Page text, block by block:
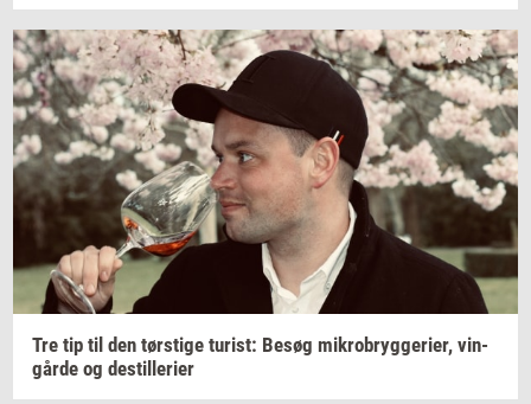
Tre tip til den tørsti­ge turist: Besøg mi­kro­bryg­ge­ri­er, vin­
går­de og destil­le­ri­er